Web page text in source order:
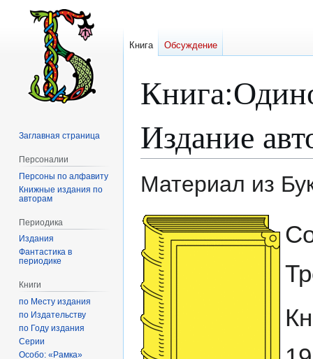
Книга:
Издание
Материал из
Перейти
навигации
Перейти
поиску
Книга Обсуждение
Заглавная страница
Персоналии
Персоны по алфавиту
Книжные издания по
авторам
Периодика
Издания
Фантастика в
периодике
Книги
по Месту издания
по Издательству
по Году издания
Серии
Особо: «Рамка»